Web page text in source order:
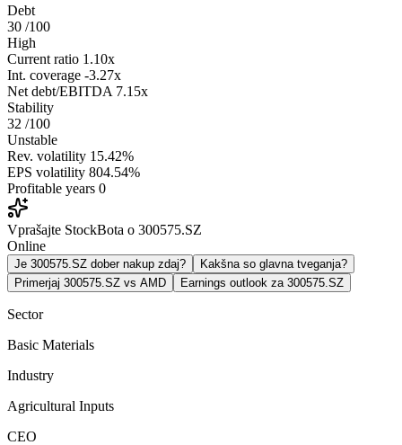
Debt
30 /100
High
Current ratio 1.10x
Int. coverage -3.27x
Net debt/EBITDA 7.15x
Stability
32 /100
Unstable
Rev. volatility 15.42%
EPS volatility 804.54%
Profitable years 0
Vprašajte StockBota o 300575.SZ
Online
Je 300575.SZ dober nakup zdaj?
Kakšna so glavna tveganja?
Primerjaj 300575.SZ vs AMD
Earnings outlook za 300575.SZ
Sector
Basic Materials
Industry
Agricultural Inputs
CEO